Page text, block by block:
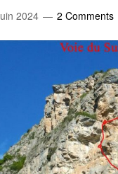
2024 2 Comments